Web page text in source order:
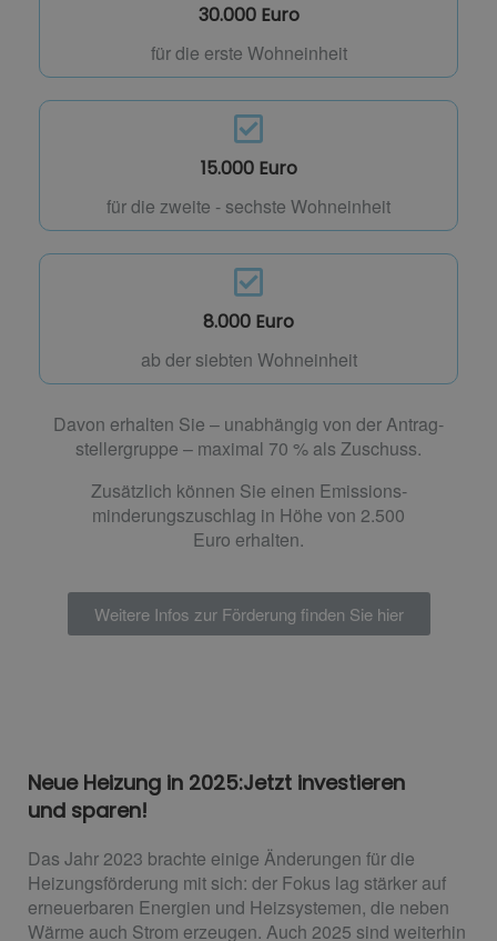
30.000 Euro
für die erste Wohneinheit
15.000 Euro
für die zweite - sechste Wohneinheit
8.000 Euro
ab der siebten Wohneinheit
Davon erhalten Sie – unabhängig von der Antrag­
steller­gruppe – maximal 70 % als Zuschuss.
Zusätzlich können Sie einen Emissions­
minderungs­zuschlag in Höhe von 2.500
Euro erhalten.
Weitere Infos zur Förderung finden Sie hier
Neue Heizung in 2025:Jetzt investieren
und sparen!
Das Jahr 2023 brachte einige Änderungen für die
Heizungsförderung mit sich: der Fokus lag stärker auf
erneuerbaren Energien und Heizsystemen, die neben
Wärme auch Strom erzeugen. Auch 2025 sind weiterhin